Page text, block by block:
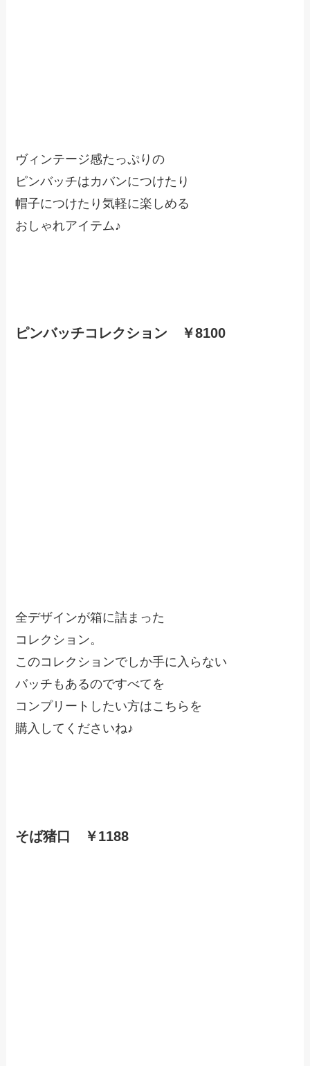
ヴィンテージ感たっぷりの
ピンバッチはカバンにつけたり
帽子につけたり気軽に楽しめる
おしゃれアイテム♪
ピンバッチコレクション ￥8100
全デザインが箱に詰まった
コレクション。
このコレクションでしか手に入らない
バッチもあるのですべてを
コンプリートしたい方はこちらを
購入してくださいね♪
そば猪口 ￥1188